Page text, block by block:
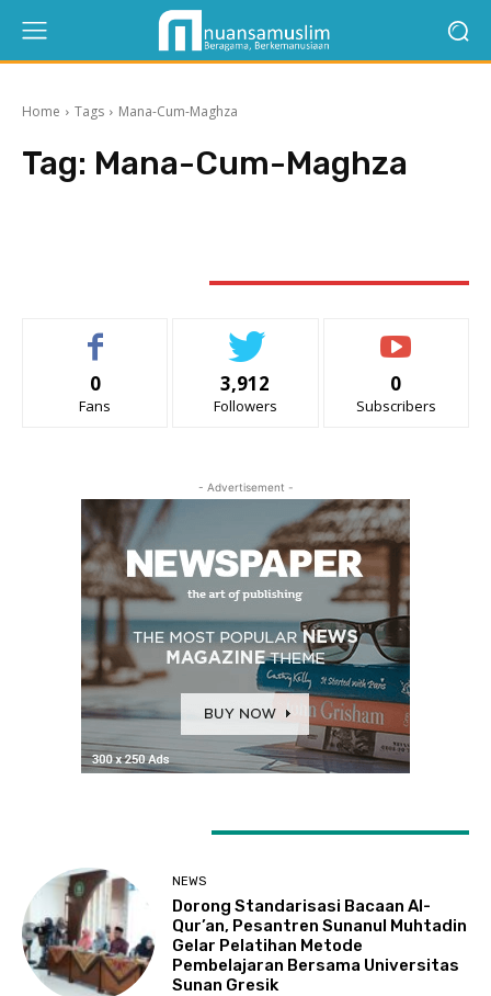
Home Tags Mana-Cum-Maghza
Tag: Mana-Cum-Maghza
0
Fans
3,912
Followers
0
Subscribers
- Advertisement -
NEWS
Dorong Standarisasi Bacaan Al-
Qur’an, Pesantren Sunanul Muhtadin
Gelar Pelatihan Metode
Pembelajaran Bersama Universitas
Sunan Gresik